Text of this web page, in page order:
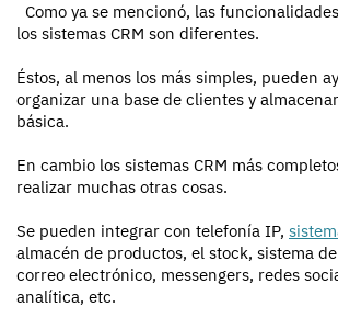
Como ya se mencionó, las
los sistemas CRM son diferentes.
Éstos, al menos los más simples, pueden
organizar una base de clientes y
básica.
En cambio los sistemas CRM más
realizar muchas otras cosas.
Se pueden integrar con telefonía IP,
almacén de productos, el stock, sistema
correo electrónico, messengers, redes
analítica, etc.